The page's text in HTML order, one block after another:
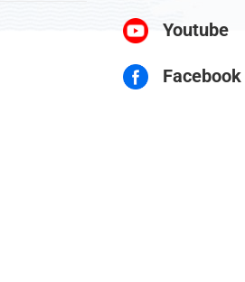
Youtube
Facebook